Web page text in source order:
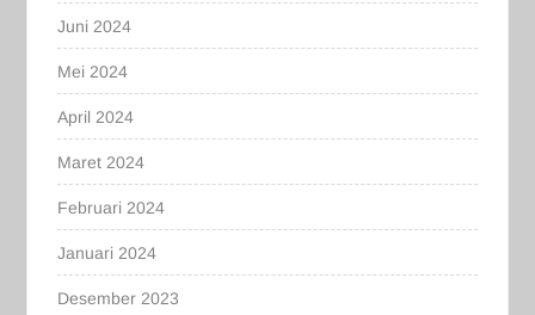
Juni 2024
Mei 2024
April 2024
Maret 2024
Februari 2024
Januari 2024
Desember 2023